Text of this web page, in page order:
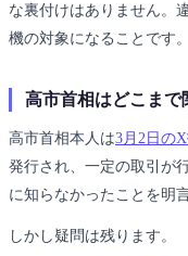
な裏付けはありません。
機の対象になることです。
高市首相はどこま
高市首相本人は3月2日の
発行され、一定の取引が
に知らなかったことを明
しかし疑問は残ります。